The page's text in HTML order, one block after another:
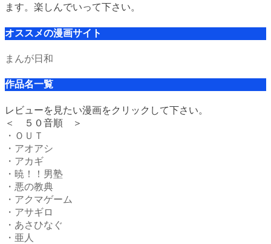
ます。楽しんでいって下さい。
オススメの漫画サイト
まんが日和
作品名一覧
レビューを見たい漫画をクリックして下さい。
＜ ５０音順 ＞
・ＯＵＴ
・アオアシ
・アカギ
・暁！！男塾
・悪の教典
・アクマゲーム
・アサギロ
・あさひなぐ
・亜人